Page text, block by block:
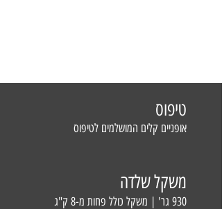
טיפוס
אופניים קלים המושלמים לטיפוס
משקל שלדה
930 גר' | משקל כולל פחות מ-8 ק"ג